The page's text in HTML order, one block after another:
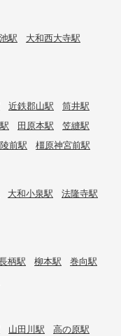
駅
大和西大寺駅
近鉄郡山駅
筒井駅
田原本駅
笠縫駅
前駅 橿原神宮前駅
大和小泉駅
法隆寺駅
柄駅 柳本駅
巻向駅
山田川駅
高の原駅